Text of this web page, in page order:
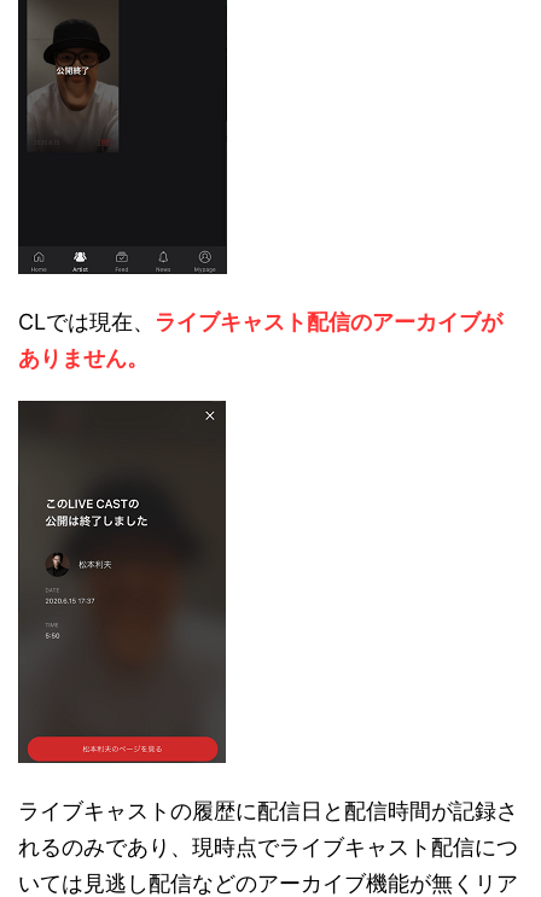
CLでは現在、 ライブキャスト配信のアーカイブが
ありません。
ライブキャストの履歴に配信日と配信時間が記録さ
れるのみであり、現時点でライブキャスト配信につ
いては見逃し配信などのアーカイブ機能が無くリア